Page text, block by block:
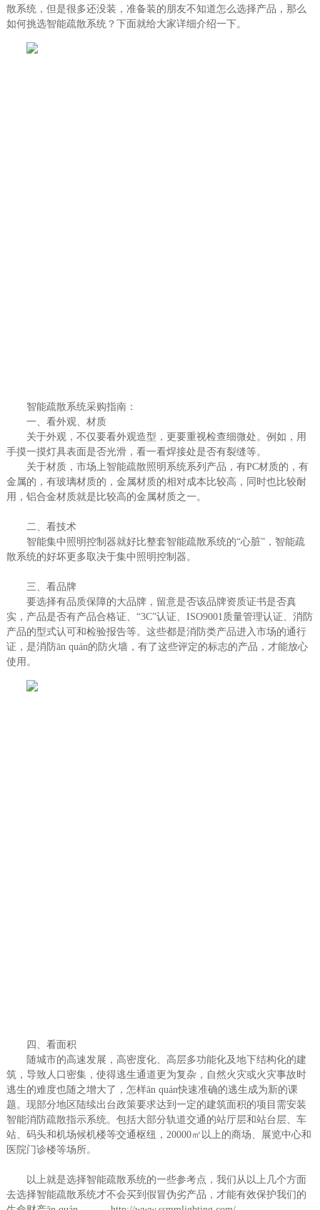
散系统，但是很多还没装，准备装的朋友不知道怎么选择产品，那么
如何挑选智能疏散系统？下面就给大家详细介绍一下。
智能疏散系统采购指南：
一、看外观、材质
关于外观，不仅要看外观造型，更要重视检查细微处。例如，用
手摸一摸灯具表面是否光滑，看一看焊接处是否有裂缝等。
关于材质，市场上智能疏散照明系统系列产品，有PC材质的，有
金属的，有玻璃材质的，金属材质的相对成本比较高，同时也比较耐
用，铝合金材质就是比较高的金属材质之一。
二、看技术
智能集中照明控制器就好比整套智能疏散系统的“心脏”，智能疏
散系统的好坏更多取决于集中照明控制器。
三、看品牌
要选择有品质保障的大品牌，留意是否该品牌资质证书是否真
实，产品是否有产品合格证、“3C”认证、ISO9001质量管理认证、消防
产品的型式认可和检验报告等。这些都是消防类产品进入市场的通行
证，是消防ān quán的防火墙，有了这些评定的标志的产品，才能放心
使用。
四、看面积
随城市的高速发展，高密度化、高层多功能化及地下结构化的建
筑，导致人口密集，使得逃生通道更为复杂，自然火灾或火灾事故时
逃生的难度也随之增大了，怎样ān quán快速准确的逃生成为新的课
题。现部分地区陆续出台政策要求达到一定的建筑面积的项目需安装
智能消防疏散指示系统。包括大部分轨道交通的站厅层和站台层、车
站、码头和机场候机楼等交通枢纽，20000㎡以上的商场、展览中心和
医院门诊楼等场所。
以上就是选择智能疏散系统的一些参考点，我们从以上几个方面
去选择智能疏散系统才不会买到假冒伪劣产品，才能有效保护我们的